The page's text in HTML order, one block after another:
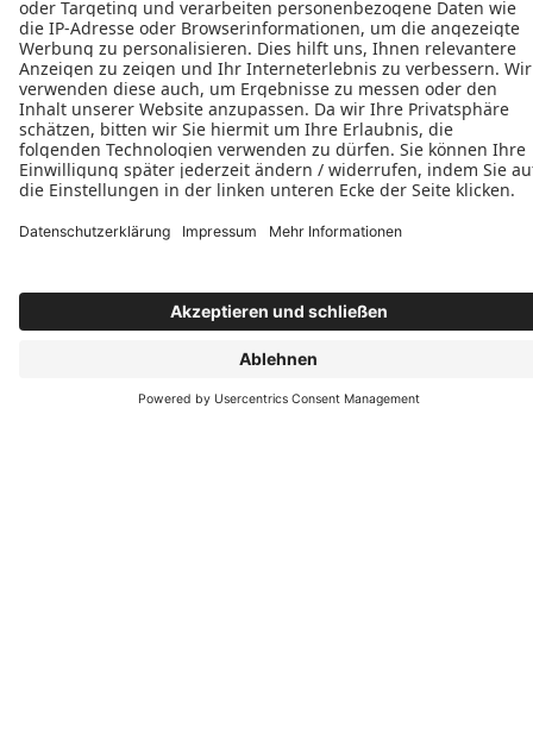
+49 (6201) 66202
+49 (6201) 185859
E-Mail schreiben
Öffnungszeiten
Dienstag: 09:30–14:00 Uhr
Donnerstag: 09:30–14:00 Uhr
Freitag: 09:30–14:00 Uhr